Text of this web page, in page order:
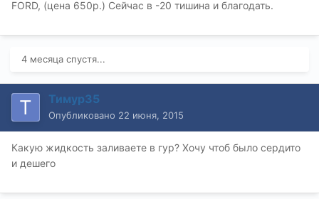
FORD, (цена 650р.) Сейчас в -20 тишина и благодать.
4 месяца спустя...
Тимур35
Опубликовано 22 июня, 2015
Какую жидкость заливаете в гур? Хочу чтоб было сердито
и дешего